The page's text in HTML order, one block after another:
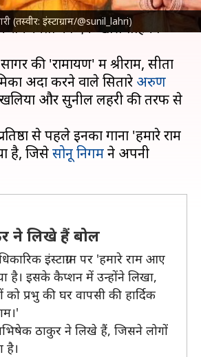
(तस्वीर: इंस्टाग्राम/@sunil_lahri)
मंदिर में प्राण प्रतिष्ठा की शुभ घड़ी आ
रामभक्तों को एक खास तोहफा
की 'रामायण' में श्रीराम, सीता
अदा करने वाले सितारे अरुण
और सुनील लहरी की तरफ से
से पहले इनका गाना 'हमारे राम
है, जिसेसोनू निगमने अपनी
ने लिखे हैं बोल
इंस्टाग्राम पर 'हमारे राम आए
है। इसके कैप्शन में उन्होंने लिखा,
को प्रभु की घर वापसी की हार्दिक
ठाकुर ने लिखे हैं, जिसने लोगों
है।